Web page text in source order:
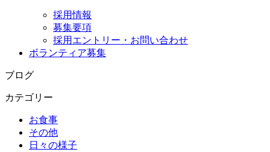
採用情報
募集要項
採用エントリー・お問い合わせ
ボランティア募集
ブログ
カテゴリー
お食事
その他
日々の様子